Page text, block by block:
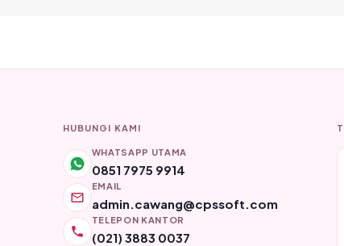
HUBUNGI KAMI
WHATSAPP UTAMA
0851 7975 9914
EMAIL
admin.cawang@cpssoft.com
TELEPON KANTOR
(021) 3883 0037